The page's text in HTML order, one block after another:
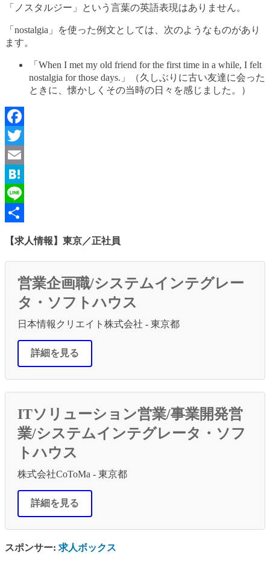
「ノスタルジー」という言葉の英語表現はありません。
「nostalgia」を使った例文としては、次のようなものがあり
ます。
「When I met my old friend for the first time in a while, I felt
nostalgia for those days.」（久しぶりに古い友達に会った
ときに、懐かしくその当時の日々を感じました。）
Facebook
Twitter
Email
Hatena
Line
【求人情報】東京／正社員
営業企画職/システムインテグレー
タ・ソフトハウス
日本情報クリエイト株式会社 - 東京都
詳細を見る
ITソリューション営業/事業開発営
業/システムインテグレータ・ソフ
トハウス
株式会社CoToMa - 東京都
詳細を見る
スポンサー: 求人ボックス